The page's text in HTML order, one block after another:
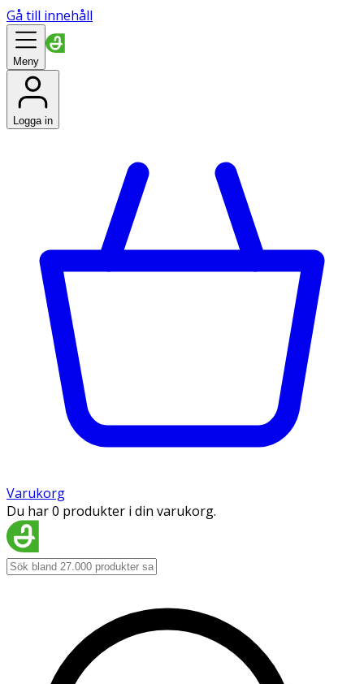
Gå till innehåll
Meny
Logga in
Varukorg
Du har 0 produkter i din varukorg.